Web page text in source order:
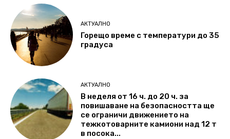
АКТУАЛНО
Горещо време с температури до 35
градуса
АКТУАЛНО
В неделя от 16 ч. до 20 ч. за
повишаване на безопасността ще
се ограничи движението на
тежкотоварните камиони над 12 т
в посока...